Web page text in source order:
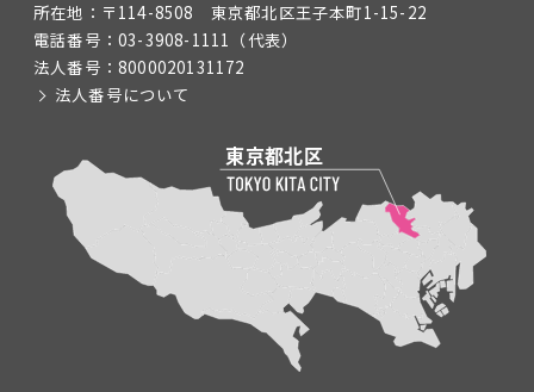
所在地： 〒114-8508 東京都北区王子本町1-15-22
電話番号： 03-3908-1111 （代表）
法人番号： 8000020131172
法人番号について